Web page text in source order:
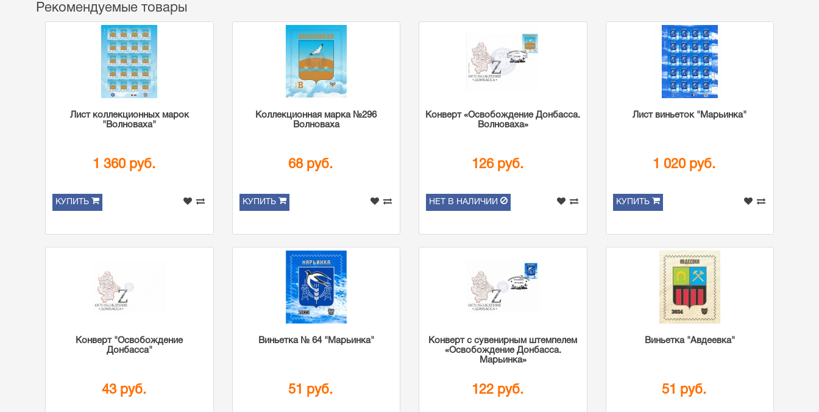
Рекомендуемые товары
Лист коллекционных марок
"Волноваха"
1 360 руб.
КУПИТЬ
Коллекционная марка №296
Волноваха
68 руб.
КУПИТЬ
Конверт «Освобождение Донбасса.
Волноваха»
126 руб.
НЕТ В НАЛИЧИИ
Лист виньеток "Марьинка"
1 020 руб.
КУПИТЬ
Конверт "Освобождение
Донбасса"
43 руб.
Виньетка № 64 "Марьинка"
51 руб.
Конверт с сувенирным штемпелем
«Освобождение Донбасса.
Марьинка»
122 руб.
Виньетка "Авдеевка"
51 руб.